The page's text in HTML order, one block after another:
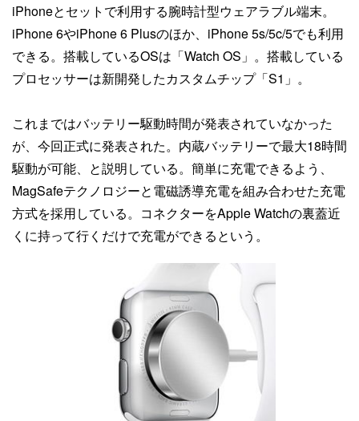
iPhoneとセットで利用する腕時計型ウェアラブル端末。
iPhone 6やiPhone 6 Plusのほか、iPhone 5s/5c/5でも利用
できる。搭載しているOSは「Watch OS」。搭載している
プロセッサーは新開発したカスタムチップ「S1」。
これまではバッテリー駆動時間が発表されていなかった
が、今回正式に発表された。内蔵バッテリーで最大18時間
駆動が可能、と説明している。簡単に充電できるよう、
MagSafeテクノロジーと電磁誘導充電を組み合わせた充電
方式を採用している。コネクターをApple Watchの裏蓋近
くに持って行くだけで充電ができるという。